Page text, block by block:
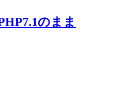
のまま